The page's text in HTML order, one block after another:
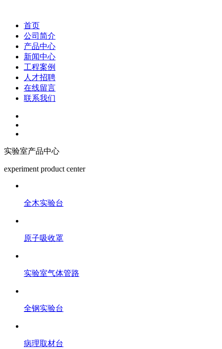
首页
公司简介
产品中心
新闻中心
工程案例
人才招聘
在线留言
联系我们
实验室产品中心
experiment product center
全木实验台
原子吸收罩
实验室气体管路
全钢实验台
病理取材台